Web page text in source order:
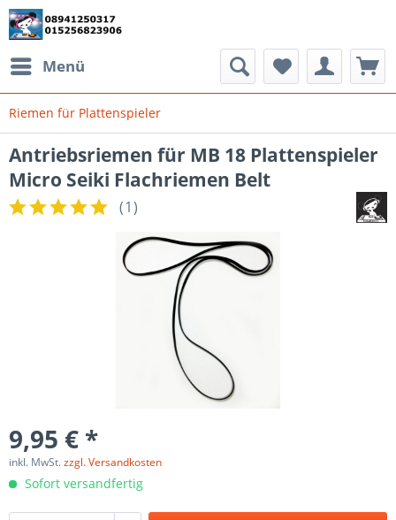
Menü
Riemen für Plattenspieler
Antriebsriemen für MB 18 Plattenspieler
Micro Seiki Flachriemen Belt
(1)
9,95 € *
inkl. MwSt.zzgl. Versandkosten
Sofort versandfertig